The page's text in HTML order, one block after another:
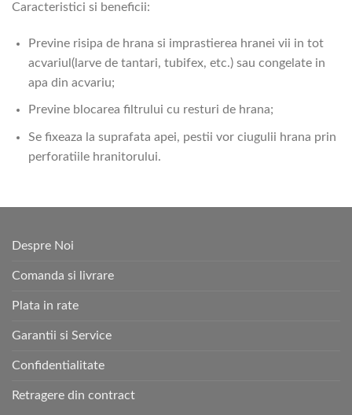
Caracteristici si beneficii:
Previne risipa de hrana si imprastierea hranei vii in tot
acvariul(larve de tantari, tubifex, etc.) sau congelate in
apa din acvariu;
Previne blocarea filtrului cu resturi de hrana;
Se fixeaza la suprafata apei, pestii vor ciugulii hrana prin
perforatiile hranitorului.
Despre Noi
Comanda si livrare
Plata in rate
Garantii si Service
Confidentialitate
Retragere din contract